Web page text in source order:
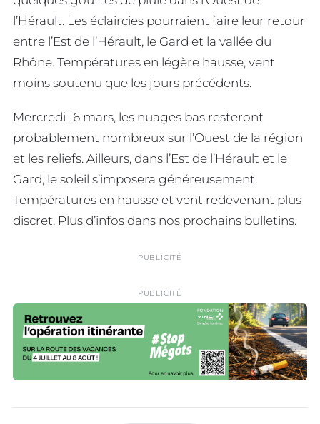
l’Hérault. Les éclaircies pourraient faire leur retour
entre l’Est de l’Hérault, le Gard et la vallée du
Rhône. Températures en légère hausse, vent
moins soutenu que les jours précédents.
Mercredi 16 mars, les nuages bas resteront
probablement nombreux sur l’Ouest de la région
et les reliefs. Ailleurs, dans l’Est de l’Hérault et le
Gard, le soleil s’imposera généreusement.
Températures en hausse et vent redevenant plus
discret. Plus d’infos dans nos prochains bulletins.
PUBLICITÉ
PUBLICITÉ